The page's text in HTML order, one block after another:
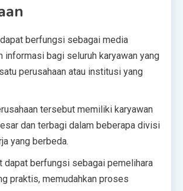
berfungsi sebagai media
informasi bagi seluruh karyawan yang
perusahaan atau institusi yang
tersebut memiliki karyawan
dan terbagi dalam beberapa divisi
yang berbeda.
dapat berfungsi sebagai pemelihara
praktis, memudahkan proses